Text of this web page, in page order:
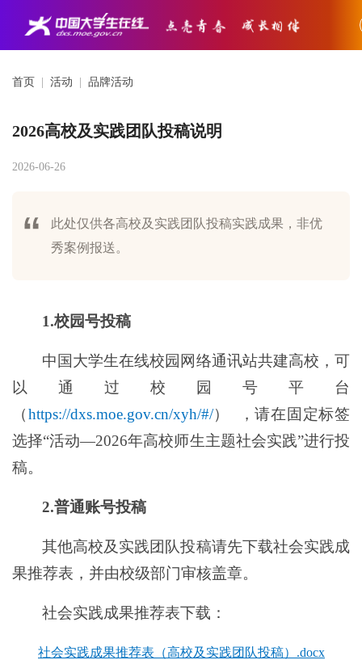
首页 活动 品牌活动
2026高校及实践团队投稿说明
2026-06-26
此处仅供各高校及实践团队投稿实践成果，非优
秀案例报送。
1.校园号投稿
中国大学生在线校园网络通讯站共建高校，可
以通过校园号平台
（https://dxs.moe.gov.cn/xyh/#/）
，请在固定标签
选择“活动—2026年高校师生主题社会实践”进行投
稿。
2.普通账号投稿
其他高校及实践团队投稿请先下载社会实践成
果推荐表，并由校级部门审核盖章。
社会实践成果推荐表下载：
社会实践成果推荐表（高校及实践团队投稿）.docx